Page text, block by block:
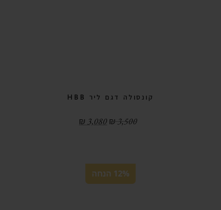
קונסולה דגם ליר HBB
₪ 3,500
₪ 3,080
12% הנחה